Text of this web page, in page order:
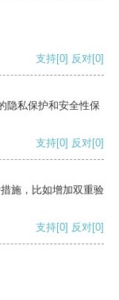
支持[0] 反对[0]
隐私保护和安全性保
支持[0] 反对[0]
施，比如增加双重验
支持[0] 反对[0]